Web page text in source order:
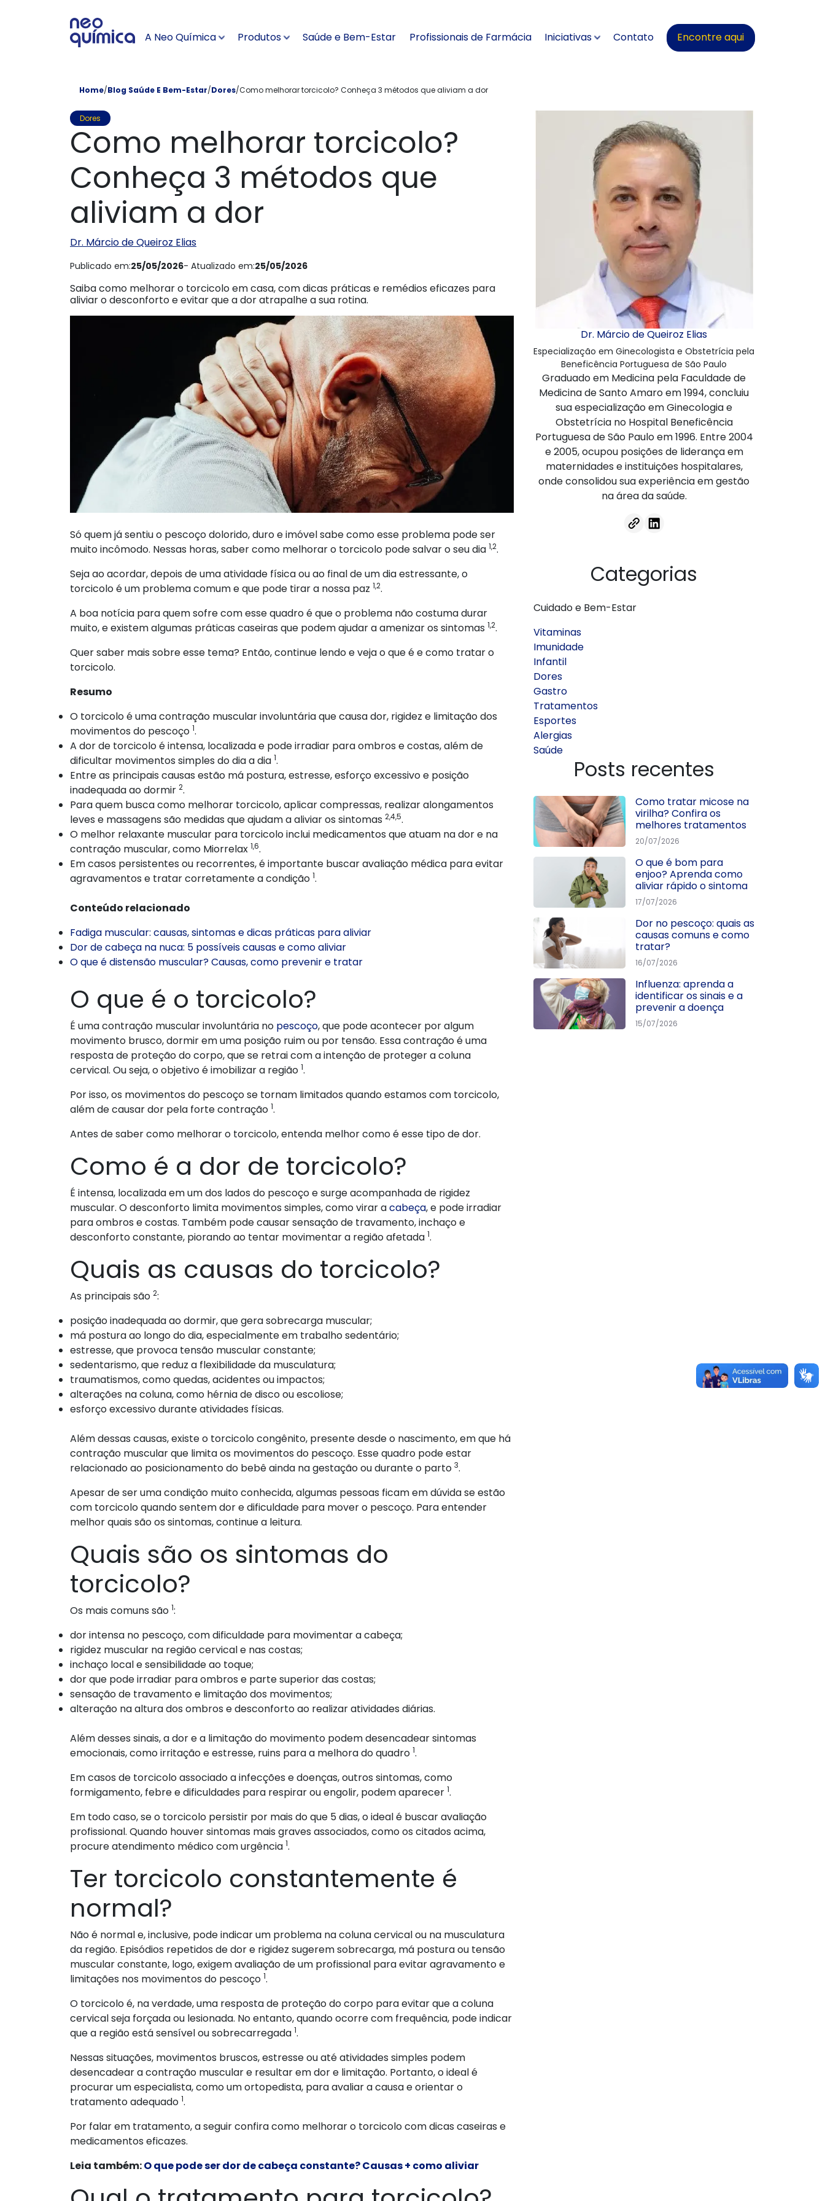
A Neo Química Produtos Saúde e Bem-Estar Profissionais de Farmácia Iniciativas Contato Encontre aqui
Home/Blog Saúde E Bem-Estar/Dores/Como melhorar torcicolo? Conheça 3 métodos que aliviam a dor
Dores
Como melhorar torcicolo?
Conheça 3 métodos que
aliviam a dor
Dr. Márcio de Queiroz Elias
Publicado em:25/05/2026- Atualizado em:25/05/2026
Saiba como melhorar o torcicolo em casa, com dicas práticas e remédios eficazes para
aliviar o desconforto e evitar que a dor atrapalhe a sua rotina.
Só quem já sentiu o pescoço dolorido, duro e imóvel sabe como esse problema pode ser
muito incômodo. Nessas horas, saber como melhorar o torcicolo pode salvar o seu dia 1,2.
Seja ao acordar, depois de uma atividade física ou ao final de um dia estressante, o
torcicolo é um problema comum e que pode tirar a nossa paz 1,2.
A boa notícia para quem sofre com esse quadro é que o problema não costuma durar
muito, e existem algumas práticas caseiras que podem ajudar a amenizar os sintomas 1,2.
Quer saber mais sobre esse tema? Então, continue lendo e veja o que é e como tratar o
torcicolo.
Resumo
O torcicolo é uma contração muscular involuntária que causa dor, rigidez e limitação dos
movimentos do pescoço 1.
A dor de torcicolo é intensa, localizada e pode irradiar para ombros e costas, além de
dificultar movimentos simples do dia a dia 1.
Entre as principais causas estão má postura, estresse, esforço excessivo e posição
inadequada ao dormir 2.
Para quem busca como melhorar torcicolo, aplicar compressas, realizar alongamentos
leves e massagens são medidas que ajudam a aliviar os sintomas 2,4,5.
O melhor relaxante muscular para torcicolo inclui medicamentos que atuam na dor e na
contração muscular, como Miorrelax 1,6.
Em casos persistentes ou recorrentes, é importante buscar avaliação médica para evitar
agravamentos e tratar corretamente a condição 1.
Conteúdo relacionado
Fadiga muscular: causas, sintomas e dicas práticas para aliviar
Dor de cabeça na nuca: 5 possíveis causas e como aliviar
O que é distensão muscular? Causas, como prevenir e tratar
O que é o torcicolo?
É uma contração muscular involuntária no pescoço, que pode acontecer por algum
movimento brusco, dormir em uma posição ruim ou por tensão. Essa contração é uma
resposta de proteção do corpo, que se retrai com a intenção de proteger a coluna
cervical. Ou seja, o objetivo é imobilizar a região 1.
Por isso, os movimentos do pescoço se tornam limitados quando estamos com torcicolo,
além de causar dor pela forte contração 1.
Antes de saber como melhorar o torcicolo, entenda melhor como é esse tipo de dor.
Como é a dor de torcicolo?
É intensa, localizada em um dos lados do pescoço e surge acompanhada de rigidez
muscular. O desconforto limita movimentos simples, como virar acabeça, e pode irradiar
para ombros e costas. Também pode causar sensação de travamento, inchaço e
desconforto constante, piorando ao tentar movimentar a região afetada 1.
Quais as causas do torcicolo?
As principais são 2:
posição inadequada ao dormir, que gera sobrecarga muscular;
má postura ao longo do dia, especialmente em trabalho sedentário;
estresse, que provoca tensão muscular constante;
sedentarismo, que reduz a flexibilidade da musculatura;
traumatismos, como quedas, acidentes ou impactos;
alterações na coluna, como hérnia de disco ou escoliose;
esforço excessivo durante atividades físicas.
Além dessas causas, existe o torcicolo congênito, presente desde o nascimento, em que há
contração muscular que limita os movimentos do pescoço. Esse quadro pode estar
relacionado ao posicionamento do bebê ainda na gestação ou durante o parto 3.
Apesar de ser uma condição muito conhecida, algumas pessoas ficam em dúvida se estão
com torcicolo quando sentem dor e dificuldade para mover o pescoço. Para entender
melhor quais são os sintomas, continue a leitura.
Quais são os sintomas do
torcicolo?
Os mais comuns são 1:
dor intensa no pescoço, com dificuldade para movimentar a cabeça;
rigidez muscular na região cervical e nas costas;
inchaço local e sensibilidade ao toque;
dor que pode irradiar para ombros e parte superior das costas;
sensação de travamento e limitação dos movimentos;
alteração na altura dos ombros e desconforto ao realizar atividades diárias.
Além desses sinais, a dor e a limitação do movimento podem desencadear sintomas
emocionais, como irritação e estresse, ruins para a melhora do quadro 1.
Em casos de torcicolo associado a infecções e doenças, outros sintomas, como
formigamento, febre e dificuldades para respirar ou engolir, podem aparecer 1.
Em todo caso, se o torcicolo persistir por mais do que 5 dias, o ideal é buscar avaliação
profissional. Quando houver sintomas mais graves associados, como os citados acima,
procure atendimento médico com urgência 1.
Ter torcicolo constantemente é
normal?
Não é normal e, inclusive, pode indicar um problema na coluna cervical ou na musculatura
da região. Episódios repetidos de dor e rigidez sugerem sobrecarga, má postura ou tensão
muscular constante, logo, exigem avaliação de um profissional para evitar agravamento e
limitações nos movimentos do pescoço 1.
O torcicolo é, na verdade, uma resposta de proteção do corpo para evitar que a coluna
cervical seja forçada ou lesionada. No entanto, quando ocorre com frequência, pode indicar
que a região está sensível ou sobrecarregada 1.
Nessas situações, movimentos bruscos, estresse ou até atividades simples podem
desencadear a contração muscular e resultar em dor e limitação. Portanto, o ideal é
procurar um especialista, como um ortopedista, para avaliar a causa e orientar o
tratamento adequado 1.
Por falar em tratamento, a seguir confira como melhorar o torcicolo com dicas caseiras e
medicamentos eficazes.
Leia também:O que pode ser dor de cabeça constante? Causas + como aliviar
Dr. Márcio de Queiroz Elias
Especialização em Ginecologista e Obstetrícia pela
Beneficência Portuguesa de São Paulo
Graduado em Medicina pela Faculdade de
Medicina de Santo Amaro em 1994, concluiu
sua especialização em Ginecologia e
Obstetrícia no Hospital Beneficência
Portuguesa de São Paulo em 1996. Entre 2004
e 2005, ocupou posições de liderança em
maternidades e instituições hospitalares,
onde consolidou sua experiência em gestão
na área da saúde.
Categorias
Cuidado e Bem-Estar
Vitaminas
Imunidade
Infantil
Dores
Gastro
Tratamentos
Esportes
Alergias
Saúde
Posts recentes
Como tratar micose na
virilha? Confira os
melhores tratamentos
20/07/2026
O que é bom para
enjoo? Aprenda como
aliviar rápido o sintoma
17/07/2026
Dor no pescoço: quais as
causas comuns e como
tratar?
16/07/2026
Influenza: aprenda a
identificar os sinais e a
prevenir a doença
15/07/2026